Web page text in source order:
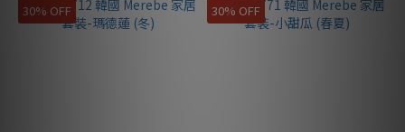
30% OFF 30% OFF